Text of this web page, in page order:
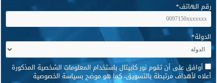
رقم الهاتف*
الدولة*
* أوافق على أن تقوم نور كابيتال باستخدام المعلومات الشخصية المذكورة
أعلاه لأهداف مرتبطة بالتسويق، كما هو موضح بسياسة الخصوصية